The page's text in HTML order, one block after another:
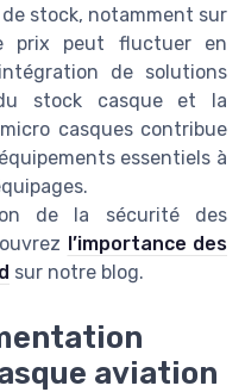
stock, notamment sur
prix peut fluctuer en
de solutions
stock casque et la
casques contribue
essentiels à
de la sécurité des
l’importance des
sur notre blog.
aviation